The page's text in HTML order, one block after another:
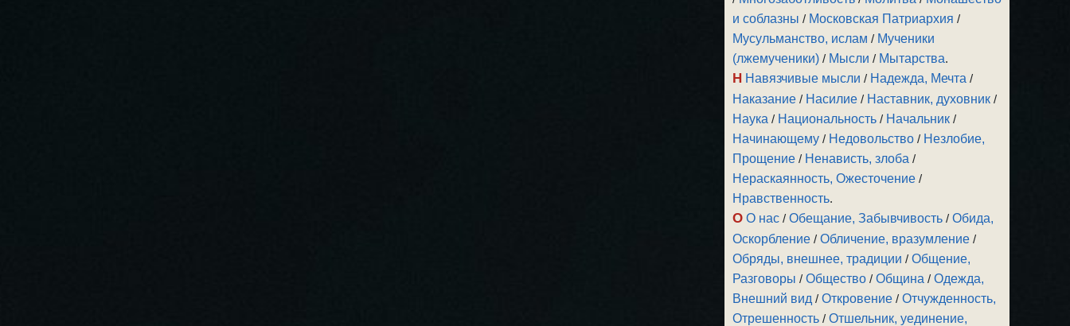
и соблазны / Московская Патриархия /
Мусульманство, ислам / Мученики
(лжемученики) / Мысли / Мытарства.
Н Навязчивые мысли / Надежда, Мечта /
Наказание / Насилие / Наставник, духовник /
Наука / Национальность / Начальник /
Начинающему / Недовольство / Незлобие,
Прощение / Ненависть, злоба /
Нераскаянность, Ожесточение /
Нравственность.
О О нас /Обещание, Забывчивость /Обида,
Оскорбление /Обличение, вразумление /
Обряды, внешнее, традиции /Общение,
Разговоры /Общество /Община /Одежда,
Внешний вид /Откровение /Отчужденность,
Отрешенность /Отшельник, уединение,